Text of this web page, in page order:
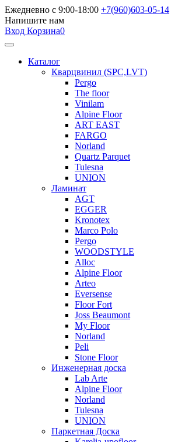
Ежедневно с 9:00-18:00 +7(960)603-05-14
Напишите нам
Вход Корзина0
Каталог
Кварцвинил (SPC,LVT)
Pergo
The floor
Vinilam
Alpine Floor
ART EAST
FARGO
Norland
Quartz Parquet
Tulesna
UNION
Ламинат
AGT
EGGER
Kronotex
Marco Polo
Pergo
WOODSTYLE
Alloc
Alpine Floor
Arteo
Eversense
Floor Fort
Joss Beaumont
My Floor
Norland
Peli
Stone Floor
Инженерная доска
Lab Arte
Alpine Floor
Norland
Tulesna
UNION
Паркетная Доска